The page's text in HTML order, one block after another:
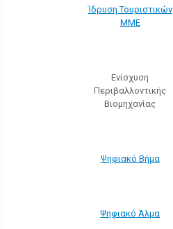
Ίδρυση Τουριστικών
ΜΜΕ
Ενίσχυση
Περιβαλλοντικής
Βιομηχανίας
Ψηφιακό Βήμα
Ψηφιακό Άλμα